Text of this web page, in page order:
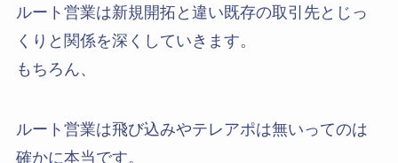
ルート営業は新規開拓と違い既存の取引先とじっ
くりと関係を深くしていきます。
もちろん、
ルート営業は飛び込みやテレアポは無いってのは
確かに本当です。